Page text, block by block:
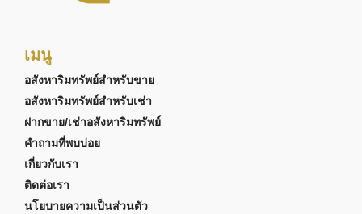
เมนู
อสังหาริมทรัพย์สำหรับขาย
อสังหาริมทรัพย์สำหรับเช่า
ฝากขาย/เช่าอสังหาริมทรัพย์
คำถามที่พบบ่อย
เกี่ยวกับเรา
ติดต่อเรา
นโยบายความเป็นส่วนตัว